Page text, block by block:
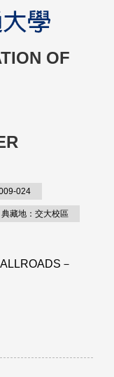
OF
024
典藏地：交大校區
－